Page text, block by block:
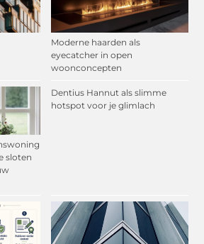
Moderne haarden als
eyecatcher in open
woonconcepten
sloten
Dentius Hannut als slimme
hotspot voor je glimlach